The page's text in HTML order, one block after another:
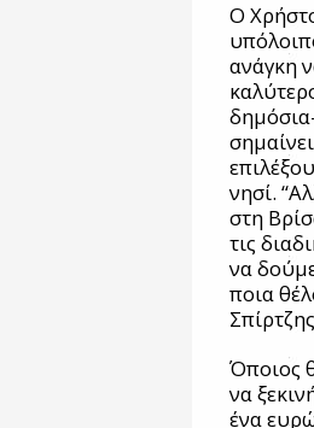
Ο
ανάγκη
νησί.
στη
τις
να
ποια
Όποιος
να
ένα